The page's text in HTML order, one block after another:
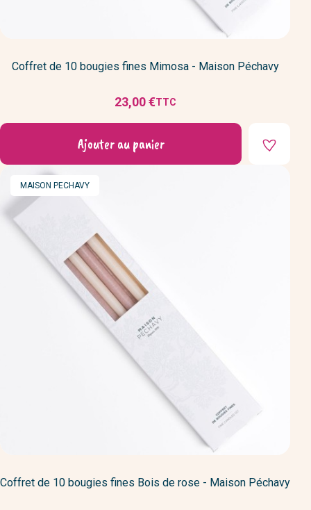
Coffret de 10 bougies fines Mimosa - Maison Péchavy
Prix
23,00 €TTC
Ajouter au panier
MARQUE
MAISON PECHAVY
Coffret de 10 bougies fines Bois de rose - Maison Péchavy